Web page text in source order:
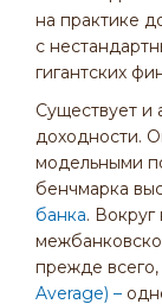
на практике
с
гигантских
Существует и
доходности.
модельными
бенчмарка
банка.
прежде
Average) –